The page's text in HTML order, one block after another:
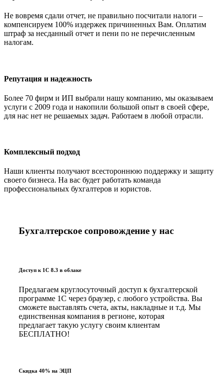
Не вовремя сдали отчет, не правильно посчитали налоги –
компенсируем 100% издержек причиненных Вам. Оплатим
штраф за несданный отчет и пени по не перечисленным
налогам.
Репутация и надежность
Более 70 фирм и ИП выбрали нашу компанию, мы оказываем
услуги с 2009 года и накопили большой опыт в своей сфере,
для нас нет не решаемых задач. Работаем в любой отрасли.
Комплексный подход
Наши клиенты получают всестороннюю поддержку и защиту
своего бизнеса. На вас будет работать команда
профессиональных бухгалтеров и юристов.
Бухгалтерское сопровождение у нас
Доступ к 1С 8.3 в облаке
Предлагаем круглосуточный доступ к бухгалтерской
программе 1С через браузер, с любого устройства. Вы
сможете выставлять счета, акты, накладные и т.д. Мы
единственная компания в регионе, которая
предлагает такую услугу своим клиентам
БЕСПЛАТНО!
Скидка 40% на ЭЦП